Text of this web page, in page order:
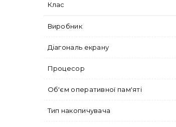
Клас
Виробник
Діагональ екрану
Процесор
Об'єм оперативної пам'яті
Тип накопичувача